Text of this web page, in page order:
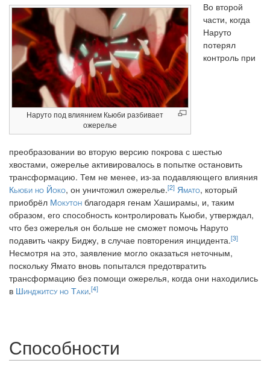
Наруто под влиянием Кьюби разбивает
ожерелье
Во второй
части, когда
Наруто
потерял
контроль при
преобразовании во вторую версию покрова с шестью
хвостами, ожерелье активировалось в попытке остановить
трансформацию. Тем не менее, из-за подавляющего влияния
Кьюби но Йоко, он уничтожил ожерелье.[2] Ямато, который
приобрёл Мокутон благодаря генам Хаширамы, и, таким
образом, его способность контролировать Кьюби, утверждал,
что без ожерелья он больше не сможет помочь Наруто
подавить чакру Биджу, в случае повторения инцидента.[3]
Несмотря на это, заявление могло оказаться неточным,
поскольку Ямато вновь попытался предотвратить
трансформацию без помощи ожерелья, когда они находились
в Шинджитсу но Таки.[4]
Способности